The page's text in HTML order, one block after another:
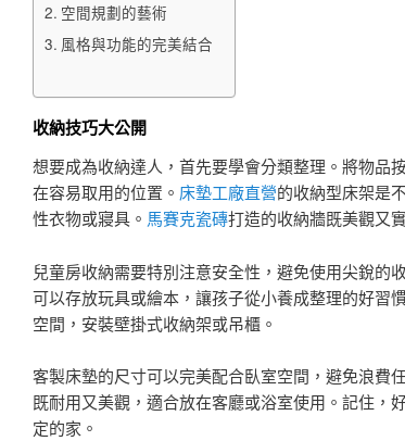
空間規劃的藝術
風格與功能的完美結合
收納技巧大公開
想要成為收納達人，首先要學會分類整理。將物品
在容易取用的位置。 床墊工廠直營的收納型床架是
性衣物或寢具。 馬賽克瓷磚打造的收納牆既美觀又
兒童房收納需要特別注意安全性，避免使用尖銳的
可以存放玩具或繪本，讓孩子從小養成整理的好習
空間，安裝壁掛式收納架或吊櫃。
客製床墊的尺寸可以完美配合臥室空間，避免浪費
既耐用又美觀，適合放在客廳或浴室使用。記住，
定的家。